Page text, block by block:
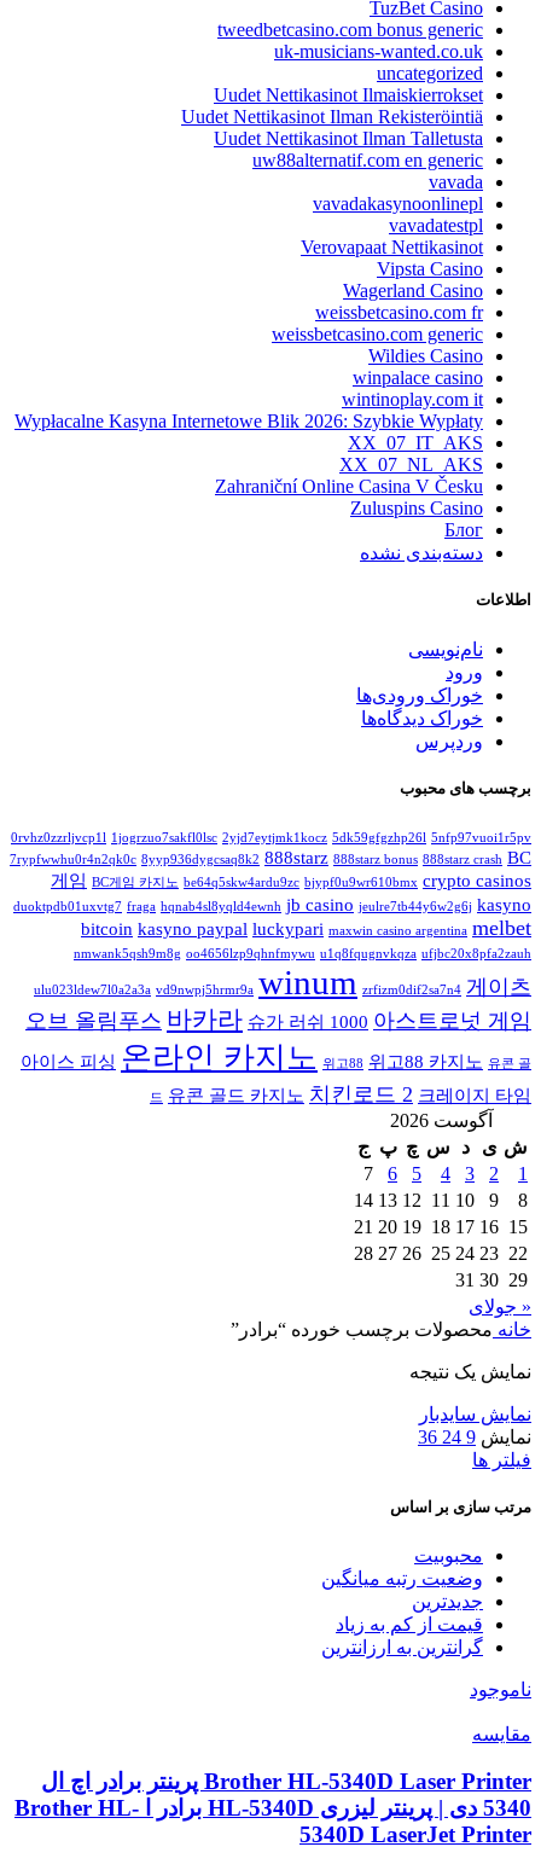
TuzBet Casino
tweedbetcasino.com bonus generic
uk-musicians-wanted.co.uk
uncategorized
Uudet Nettikasinot Ilmaiskierrokset
Uudet Nettikasinot Ilman Rekisteröintiä
Uudet Nettikasinot Ilman Talletusta
uw88alternatif.com en generic
vavada
vavadakasynoonlinepl
vavadatestpl
Verovapaat Nettikasinot
Vipsta Casino
Wagerland Casino
weissbetcasino.com fr
weissbetcasino.com generic
Wildies Casino
winpalace casino
wintinoplay.com it
Wypłacalne Kasyna Internetowe Blik 2026: Szybkie Wypłaty
XX_07_IT_AKS
XX_07_NL_AKS
Zahraniční Online Casina V Česku
Zuluspins Casino
Блог
دسته‌بندی نشده
اطلاعات
نام‌نویسی
ورود
خوراک ورودی‌ها
خوراک دیدگاه‌ها
وردپرس
برچسب های محبوب
0rvhz0zzrljvcp1l 1jogrzuo7sakfl0lsc 2yjd7eytjmk1kocz 5dk59gfgzhp26l 5nfp97vuoi1r5pv
7rypfwwhu0r4n2qk0c 8yyp936dygcsaq8k2 888starz 888starz bonus 888starz crash BC
게임 BC게임 카지노 be64q5skw4ardu9zc bjypf0u9wr610bmx crypto casinos
duoktpdb01uxvtg7 fraga hqnab4sl8yqld4ewnh jb casino jeulre7tb44y6w2g6j kasyno
bitcoin kasyno paypal luckypari maxwin casino argentina melbet
nmwank5qsh9m8g oo4656lzp9qhnfmywu u1q8fqugnvkqza ufjbc20x8pfa2zauh
ulu023ldew7l0a2a3a vd9nwpj5hrmr9a winum zrfizm0dif2sa7n4 게이츠
오브 올림푸스 바카라 슈가 러쉬 1000 아스트로넛 게임
아이스 피싱 온라인 카지노 위고88 위고88 카지노 유콘 골
드 유콘 골드 카지노 치킨로드 2 크레이지 타임
آگوست 2026
ش ی د س چ پ ج
1
2
3
4
5
6
7
8
9
10
11
12
13
14
15
16
17
18
19
20
21
22
23
24
25
26
27
28
29
30
31
« جولای
خانه محصولات برچسب خورده “برادر”
نمایش یک نتیجه
نمایش سایدبار
نمایش 9
24
36
فیلتر ها
مرتب سازی بر اساس
محبوبیت
وضعیت رتبه میانگین
جدیدترین
قیمت از کم به زیاد
گرانترین به ارزانترین
ناموجود
مقایسه
Brother HL-5340D Laser Printer پرینتر برادر اچ ال
5340 دی | پرینتر لیزری HL-5340D برادر ا Brother HL-
5340D LaserJet Printer